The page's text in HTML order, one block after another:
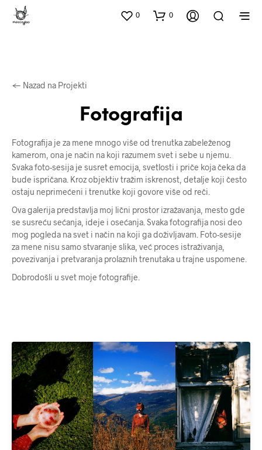
0 0
← Nazad na Projekti
Fotografija
Fotografija je za mene mnogo više od trenutka zabeleženog
kamerom, ona je način na koji razumem svet i sebe u njemu.
Svaka foto-sesija je susret emocija, svetlosti i priče koja čeka da
bude ispričana. Kroz objektiv tražim iskrenost, detalje koji često
ostaju neprimećeni i trenutke koji govore više od reči.
Ova galerija predstavlja moj lični prostor izražavanja, mesto gde
se susreću sećanja, ideje i osećanja. Svaka fotografija nosi deo
mog pogleda na svet i način na koji ga doživljavam. Foto-sesije
za mene nisu samo stvaranje slika, već proces istraživanja,
povezivanja i pretvaranja prolaznih trenutaka u trajne uspomene.
Dobrodošli u svet moje fotografije.